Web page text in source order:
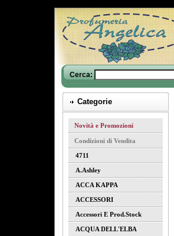
Cerca:
Categorie
Novità e Promozioni
Condizioni di Vendita
4711
A.ashley
ACCA KAPPA
ACCESSORI
Accessori E Prod.stock
ACQUA DELL'ELBA